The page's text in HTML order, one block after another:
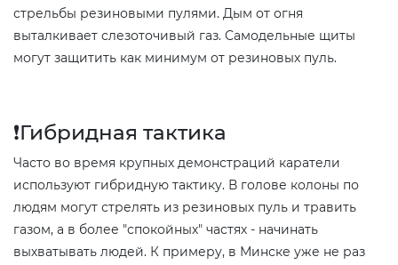
стрельбы резиновыми пулями. Дым от огня
выталкивает слезоточивый газ. Самодельные щиты
могут защитить как минимум от резиновых пуль.
❗️Гибридная тактика
Часто во время крупных демонстраций каратели
используют гибридную тактику. В голове колоны по
людям могут стрелять из резиновых пуль и травить
газом, а в более "спокойных" частях - начинать
выхватывать людей. К примеру, в Минске уже не раз